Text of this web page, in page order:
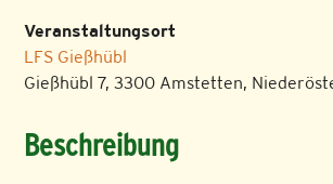
Veranstaltungsort
LFS Gießhübl
Gießhübl 7, 3300 Amstetten,
Beschreibung